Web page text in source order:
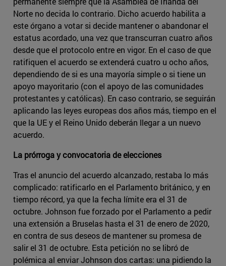
Norte no decida lo contrario. Dicho acuerdo habilita a
este órgano a votar si decide mantener o abandonar el
estatus acordado, una vez que transcurran cuatro años
desde que el protocolo entre en vigor. En el caso de que
ratifiquen el acuerdo se extenderá cuatro u ocho años,
dependiendo de si es una mayoría simple o si tiene un
apoyo mayoritario (con el apoyo de las comunidades
protestantes y católicas). En caso contrario, se seguirán
aplicando las leyes europeas dos años más, tiempo en el
que la UE y el Reino Unido deberán llegar a un nuevo
acuerdo.
La prórroga y convocatoria de elecciones
Tras el anuncio del acuerdo alcanzado, restaba lo más
complicado: ratificarlo en el Parlamento británico, y en
tiempo récord, ya que la fecha límite era el 31 de
octubre. Johnson fue forzado por el Parlamento a pedir
una extensión a Bruselas hasta el 31 de enero de 2020,
en contra de sus deseos de mantener su promesa de
salir el 31 de octubre. Esta petición no se libró de
polémica al enviar Johnson dos cartas: una pidiendo la